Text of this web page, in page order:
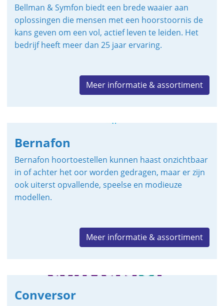
Bellman & Symfon biedt een brede waaier aan
oplossingen die mensen met een hoorstoornis de
kans geven om een vol, actief leven te leiden. Het
bedrijf heeft meer dan 25 jaar ervaring.
Meer informatie & assortiment
Bernafon
Bernafon hoortoestellen kunnen haast onzichtbaar
in of achter het oor worden gedragen, maar er zijn
ook uiterst opvallende, speelse en modieuze
modellen.
Meer informatie & assortiment
Conversor